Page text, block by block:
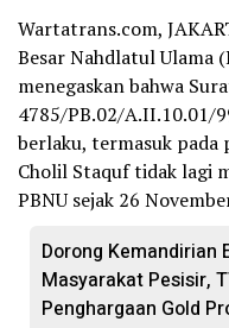
Wartatrans.com,
Besar Nahdlatul Ulama
menegaskan bahwa
4785/PB.02/A.II.10.01/
berlaku, termasuk pada
Cholil Staquf tidak lagi
PBNU sejak 26
Dorong Kemandirian
Masyarakat Pesisir,
Penghargaan Gold